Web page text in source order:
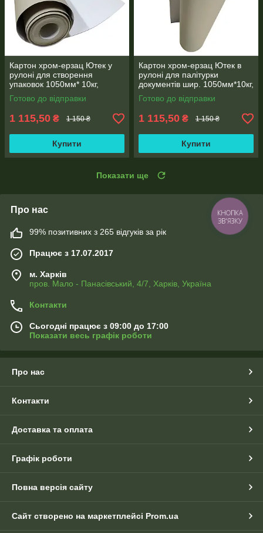
Картон хром-ерзац Ютек у
рулоні для створення
упаковок 1050мм* 10кг,
щільність 420г/м2, товщина
картону 0,6 мм
Готово до відправки
1 115,50 ₴ 1 150 ₴
Купити
Картон хром-ерзац Ютек в
рулоні для палітурки
документів шир. 1050мм*10кг,
щільність. 420г/м2, товщина
0,6 мм
Готово до відправки
1 115,50 ₴ 1 150 ₴
Купити
Показати ще
Про нас
99% позитивних з 265 відгуків за рік
Працює з 17.07.2017
м. Харків
пров. Мало - Панасівський, 4/7, Харків, Україна
Контакти
Сьогодні працює з 09:00 до 17:00
Показати весь графік роботи
Про нас
Контакти
Доставка та оплата
Графік роботи
Повна версія сайту
Сайт створено на маркетплейсі Prom.ua
КНОПКА
ЗВ'ЯЗКУ